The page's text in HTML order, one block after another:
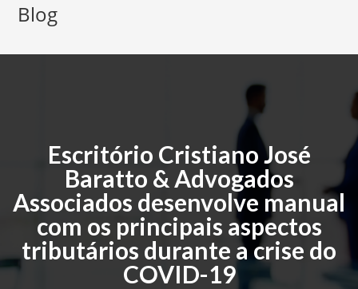
Blog
Escritório Cristiano José
Baratto & Advogados
Associados desenvolve manual
com os principais aspectos
tributários durante a crise do
COVID-19